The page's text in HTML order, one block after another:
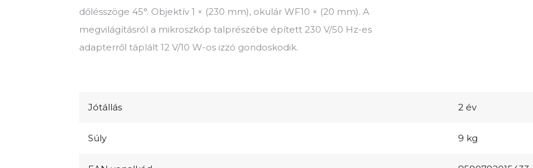
dőlésszöge 45°. Objektív 1 × (230 mm), okulár WF10 × (20 mm). A
megvilágításról a mikroszkóp talprészébe épített 230 V/50 Hz-es
adapterről táplált 12 V/10 W-os izzó gondoskodik.
Jótállás 2 év
Súly 9 kg